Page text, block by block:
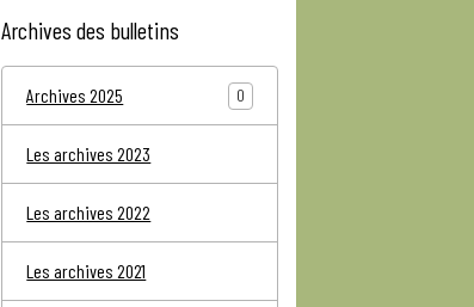
Archives des bulletins
Archives 2025 0
Les archives 2023
Les archives 2022
Les archives 2021